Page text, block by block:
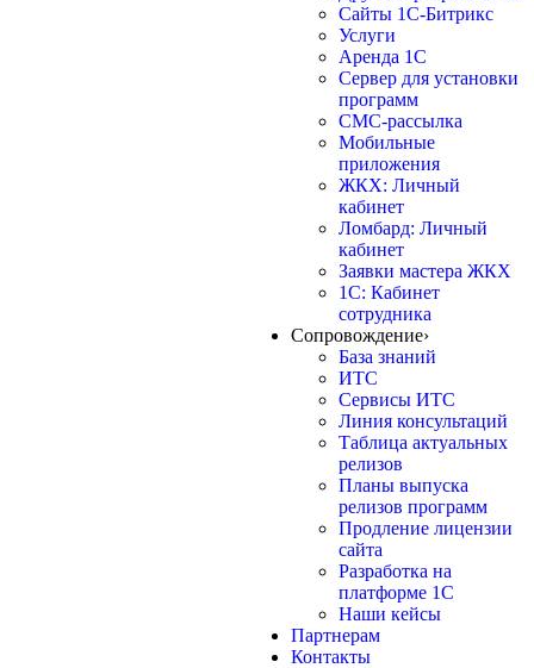
Сайты 1С-Битрикс
Услуги
Аренда 1С
Сервер для установки
программ
СМС-рассылка
Мобильные
приложения
ЖКХ: Личный
кабинет
Ломбард: Личный
кабинет
Заявки мастера ЖКХ
1С: Кабинет
сотрудника
Сопровождение›
База знаний
ИТС
Сервисы ИТС
Линия консультаций
Таблица актуальных
релизов
Планы выпуска
релизов программ
Продление лицензии
сайта
Разработка на
платформе 1С
Наши кейсы
Партнерам
Контакты